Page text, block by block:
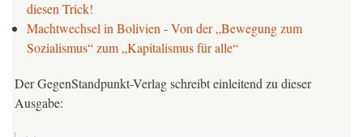
diesen Trick!
Machtwechsel in Bolivien - Von der „Bewegung zum
Sozialismus“ zum „Kapitalismus für alle“
Der GegenStandpunkt-Verlag schreibt einleitend zu dieser
Ausgabe: